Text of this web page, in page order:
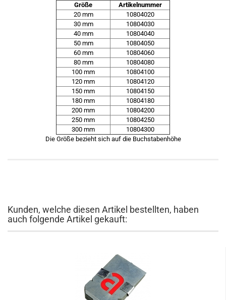
Größe
Artikelnummer
20 mm
10804020
30 mm
10804030
40 mm
10804040
50 mm
10804050
60 mm
10804060
80 mm
10804080
100 mm
10804100
120 mm
10804120
150 mm
10804150
180 mm
10804180
200 mm
10804200
250 mm
10804250
300 mm
10804300
Die Größe bezieht sich auf die Buchstabenhöhe
Kunden, welche diesen Artikel bestellten, haben
auch folgende Artikel gekauft: